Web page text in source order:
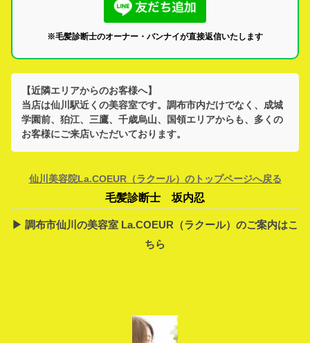
※毛髪診断士のオーナー・バンナイが直接返信いたします
【近隣エリアからのお客様へ】
当店は仙川駅近くの美容室です。 調布市内だけでなく、 成城
学園前、狛江、三鷹、千歳烏山、国領エリアからも、多くの
お客様にご来店いただいております。
仙川美容院La.COEUR（ラクール）のトップページへ戻る
毛髪診断士 坂内忍
▶︎ 調布市仙川の美容室 La.COEUR（ラクール）のご案内はこ
ちら